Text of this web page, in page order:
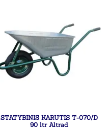
STATYBINIS KARUTIS T-070/D
90 ltr Altrad